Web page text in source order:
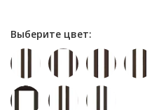
Выберите цвет: